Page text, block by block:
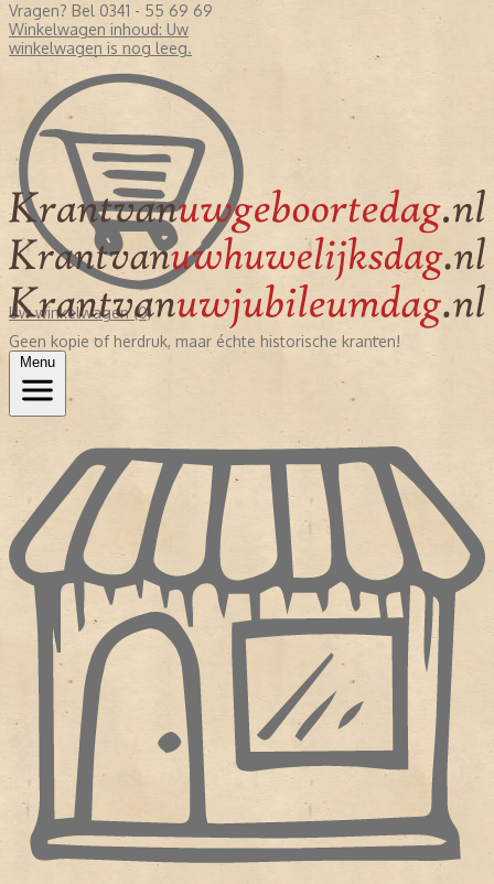
Vragen? Bel 0341 - 55 69 69
Winkelwagen inhoud: Uw
winkelwagen is nog leeg.
Uw winkelwagen (0)
Geen kopie of herdruk, maar échte historische kranten!
Menu